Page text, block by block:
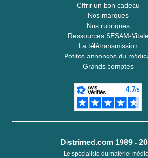
Offrir un bon cadeau
Nos marques
Nos rubriques
Ressources SESAM-Vitale
La télétransmission
Petites annonces du
Grands comptes
Distrimed.com 1989 -
Le spécialiste du matériel